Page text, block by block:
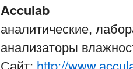
Acculab
аналитические,
анализаторы
Сайт: http://